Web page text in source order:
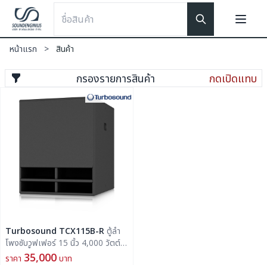
หน้าแรก > สินค้า
กรองรายการสินค้า กดเปิดแทบ
Turbosound TCX115B-R
โพงซับวูฟเฟอร์ 15 นิ้ว 4,000 วัตต์ ตู้
ลำโพงกันน้ำ รองรับ IP54
ราคา 35,000 บาท